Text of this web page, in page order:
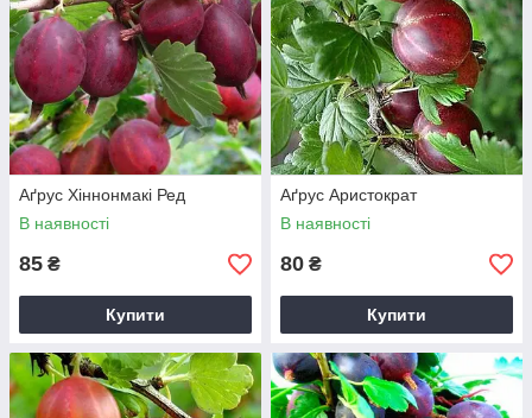
(відповідно до вашого регіону проживання). Саджанці можна
забрати особисто або отримати поштою. Оплата може бути
готівковою або безготівковою – за вашим бажанням.
Замовляйте саджанці аґрусу червоного, синього, зеленого. У
наявності великий вибір урожайних сортів.
Аґрус Хіннонмакі Ред
В наявності
85 ₴
Купити
Аґрус Аристократ
В наявності
80 ₴
Купити